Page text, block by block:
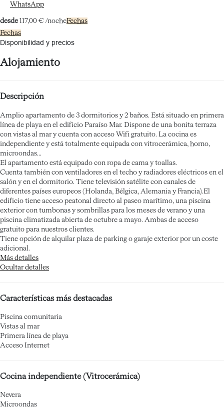
WhatsApp
desde 117,00 € /nocheFechas
Fechas
Disponibilidad y precios
Alojamiento
Descripción
Amplio apartamento de 3 dormitorios y 2 baños. Está situado en primera
línea de playa en el edificio Paraíso Mar. Dispone de una bonita terraza
con vistas al mar y cuenta con acceso Wifi gratuito. La cocina es
independiente y está totalmente equipada con vitrocerámica, horno,
microondas...
El apartamento está equipado con ropa de cama y toallas.
Cuenta también con ventiladores en el techo y radiadores eléctricos en el
salón y en el dormitorio. Tiene televisión satélite con canales de
diferentes países europeos (Holanda, Bélgica, Alemania y Francia).El
edificio tiene acceso peatonal directo al paseo marítimo, una piscina
exterior con tumbonas y sombrillas para los meses de verano y una
piscina climatizada abierta de octubre a mayo. Ambas de acceso
gratuito para nuestros clientes.
Tiene opción de alquilar plaza de parking o garaje exterior por un coste
adicional.
Más detalles
Ocultar detalles
Características más destacadas
Piscina comunitaria
Vistas al mar
Primera línea de playa
Acceso Internet
Cocina independiente (Vitrocerámica)
Nevera
Microondas